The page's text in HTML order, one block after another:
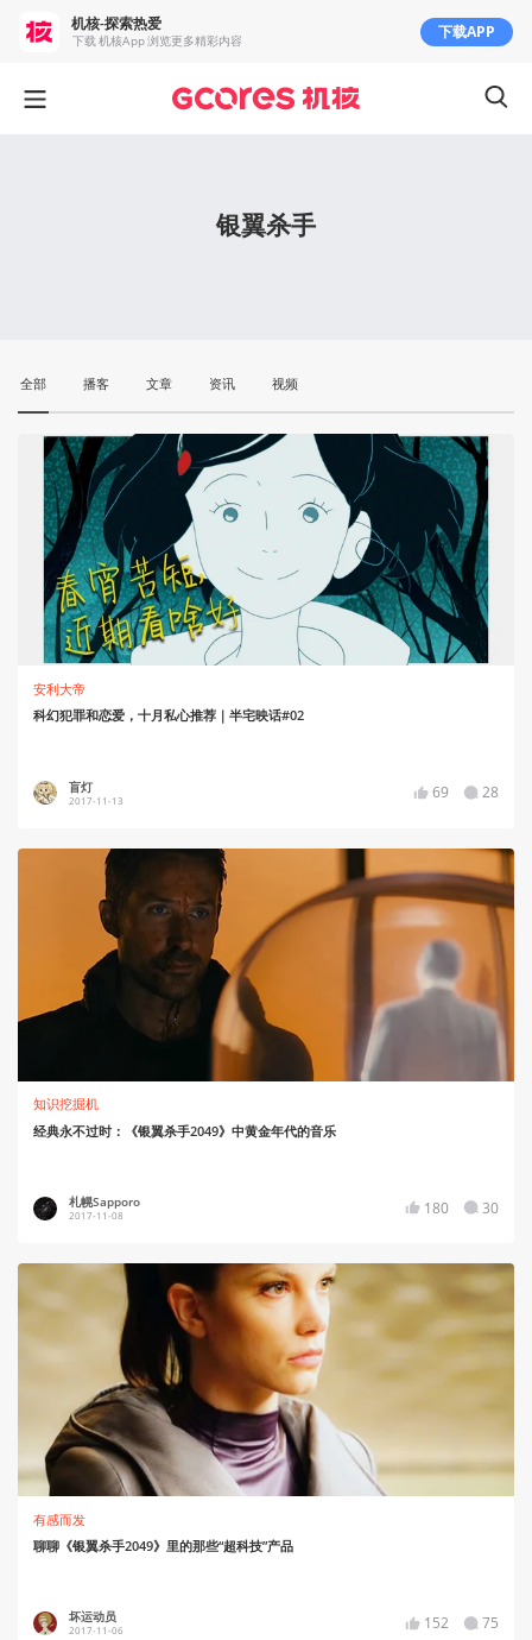
银翼杀手
全部 播客 文章 资讯 视频
安利大帝
科幻犯罪和恋爱，十月私心推荐｜半宅映话#02
盲灯
2017-11-13 69 28
知识挖掘机
经典永不过时：《银翼杀手2049》中黄金年代的音乐
札幌Sapporo
2017-11-08 180 30
有感而发
聊聊《银翼杀手2049》里的那些“超科技”产品
坏运动员
2017-11-06 152 75
机核-探索热爱
下载 机核App 浏览更多精彩内容 下载APP